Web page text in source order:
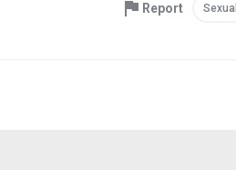
Report Sexual